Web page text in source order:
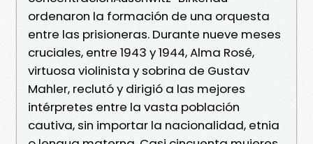
ordenaron la formación de una orquesta
entre las prisioneras. Durante nueve meses
cruciales, entre 1943 y 1944, Alma Rosé,
virtuosa violinista y sobrina de Gustav
Mahler, reclutó y dirigió a las mejores
intérpretes entre la vasta población
cautiva, sin importar la nacionalidad, etnia